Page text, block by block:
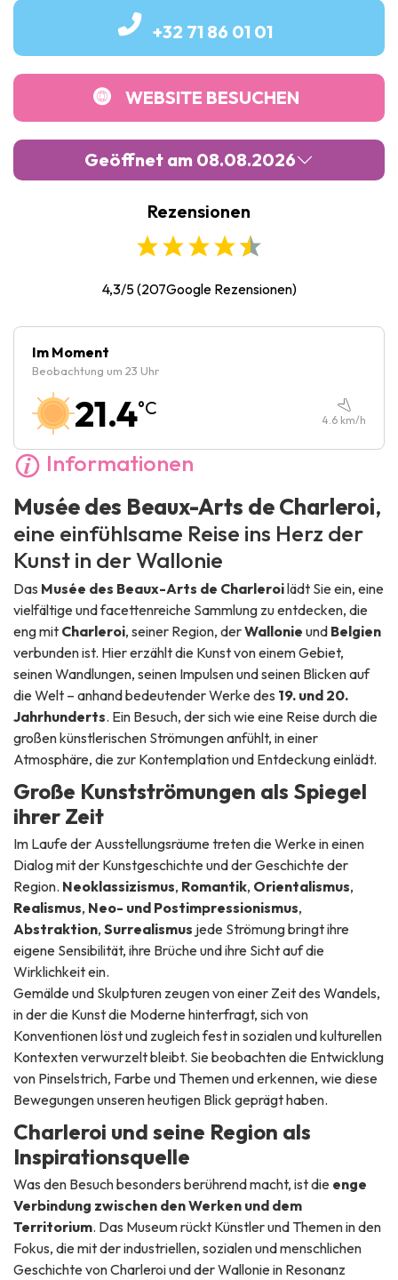
+32 71 86 01 01
WEBSITE BESUCHEN
Geöffnet am 08.08.2026
Geschlossen
09:00-17:00
09:00
Freitag :09:00
Sonntag :
10:00-18:00
Rezensionen
4,3/5(207Google Rezensionen)
Im Moment
Beobachtung um 23 Uhr
21.4°C
4.6 km/h
Informationen
Musée des Beaux-Arts de Charleroi,
eine einfühlsame Reise ins Herz der
Kunst in der Wallonie
Das Musée des Beaux-Arts de Charleroilädt Sie ein, eine
vielfältige und facettenreiche Sammlung zu entdecken, die
eng mit Charleroi, seiner Region, derWallonie und Belgien
verbunden ist. Hier erzählt die Kunst von einem Gebiet,
seinen Wandlungen, seinen Impulsen und seinen Blicken auf
die Welt – anhand bedeutender Werke des 19. und 20.
Jahrhunderts. Ein Besuch, der sich wie eine Reise durch die
großen künstlerischen Strömungen anfühlt, in einer
Atmosphäre, die zur Kontemplation und Entdeckung einlädt.
Große Kunstströmungen als Spiegel
ihrer Zeit
Im Laufe der Ausstellungsräume treten die Werke in einen
Dialog mit der Kunstgeschichte und der Geschichte der
Region. Neoklassizismus, Romantik, Orientalismus,
Realismus, Neo- und Postimpressionismus,
Abstraktion, Surrealismus jede Strömung bringt ihre
eigene Sensibilität, ihre Brüche und ihre Sicht auf die
Wirklichkeit ein.
Gemälde und Skulpturen zeugen von einer Zeit des Wandels,
in der die Kunst die Moderne hinterfragt, sich von
Konventionen löst und zugleich fest in sozialen und kulturellen
Kontexten verwurzelt bleibt. Sie beobachten die Entwicklung
von Pinselstrich, Farbe und Themen und erkennen, wie diese
Bewegungen unseren heutigen Blick geprägt haben.
Charleroi und seine Region als
Inspirationsquelle
Was den Besuch besonders berührend macht, ist die enge
Verbindung zwischen den Werken und dem
Territorium. Das Museum rückt Künstler und Themen in den
Fokus, die mit der industriellen, sozialen und menschlichen
Geschichte von Charleroi und der Wallonie in Resonanz